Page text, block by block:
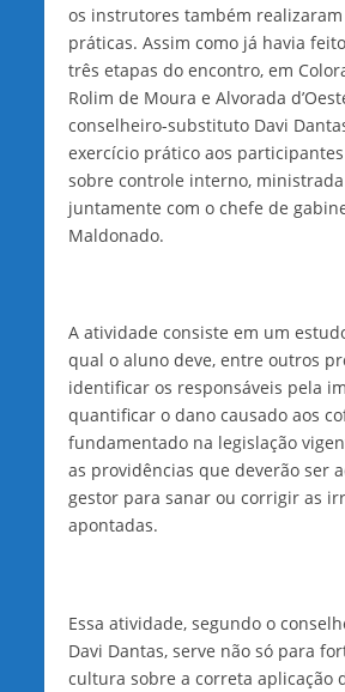
os instrutores também realizaram
práticas. Assim como já havia
três etapas do encontro, em
Rolim de Moura e Alvorada
conselheiro-substituto Davi
exercício prático aos
sobre controle interno,
juntamente com o chefe de
Maldonado.
A atividade consiste em um
qual o aluno deve, entre outros
identificar os responsáveis pela
quantificar o dano causado aos
fundamentado na legislação
as providências que deverão ser
gestor para sanar ou corrigir as
apontadas.
Essa atividade, segundo o
Davi Dantas, serve não só para
cultura sobre a correta aplicação